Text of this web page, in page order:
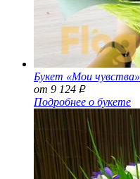
Букет «Мои чувства»
от 9 124 Р
Подробнее о букете